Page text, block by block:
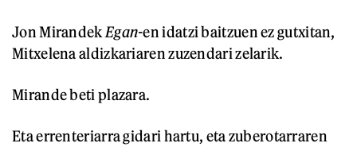
Jon Mirandek Egan-en idatzi baitzuen ez gutxitan,
Mitxelena aldizkariaren zuzendari zelarik.
Mirande beti plazara.
Eta errenteriarra gidari hartu, eta zuberotarraren